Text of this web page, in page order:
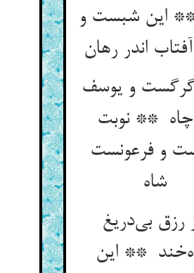
این شبست و
و یوسف
چاه ** نوبت
و فرعونست
شاه
رزق بی‌دریغ
** این